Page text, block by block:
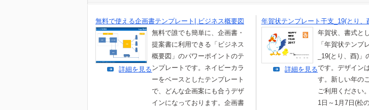
無料で使える企画書テンプレート| ビジネス概要図
無料で誰でも簡単に、企画書・
提案書に利用できる「ビジネス
概要図」のパワーポイントのテ
ンプレートです。ネイビーカラ
ーをベースとしたテンプレート
で、どんな企画案にも合うデザ
インになっております。企画書
詳細を見る
年賀状テンプレート干支_19(とり、
年賀状、書式と
「年賀状テンプ
_19(とり、酉)」
です。デザイン
す。新しい年の
ご利用ください
1日～1月7日(松
詳細を見る